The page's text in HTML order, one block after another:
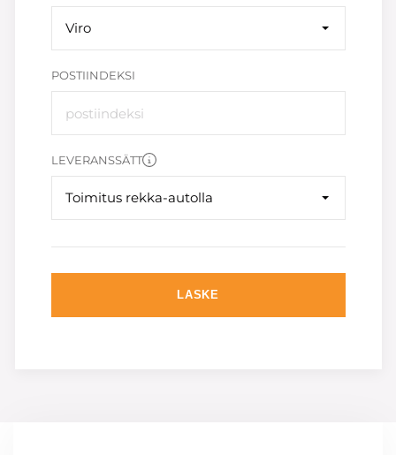
Viro
POSTIINDEKSI
LEVERANSSÄTT
Toimitus rekka-autolla
LASKE